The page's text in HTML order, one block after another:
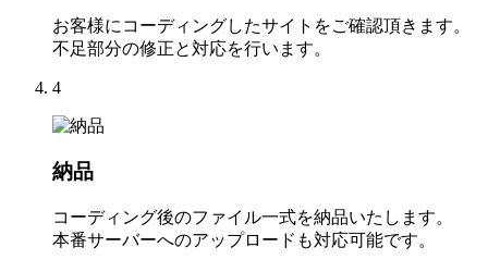
お客様にコーディングしたサイトをご確認頂きます。
不足部分の修正と対応を行います。
4
納品
コーディング後のファイル一式を納品いたします。
本番サーバーへのアップロードも対応可能です。